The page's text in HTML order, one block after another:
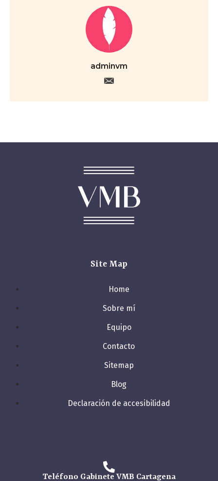
adminvm
Site Map
Home
Sobre mí
Equipo
Contacto
Sitemap
Blog
Declaración de accesibilidad
Teléfono Gabinete VMB Cartagena